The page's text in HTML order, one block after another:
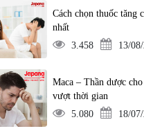
Cách chọn thuốc tăng
nhất
3.458
13/
Maca – Thần dược
vượt thời gian
5.080
18/